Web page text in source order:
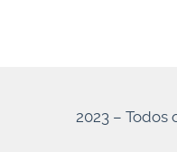
2023 – Todos